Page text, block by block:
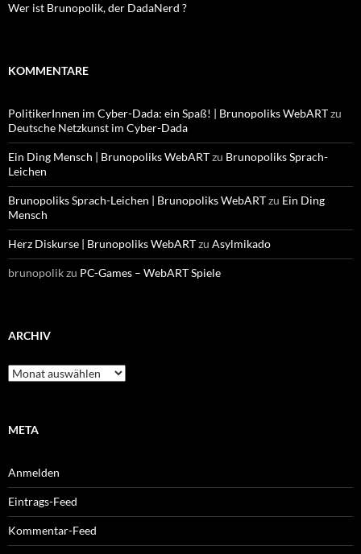
Wer ist Brunopolik, der DadaNerd ?
KOMMENTARE
PolitikerInnen im Cyber-Dada: ein Spaß! | Brunopoliks WebARTzu
Deutsche Netzkunst im Cyber-Dada
Ein Ding Mensch | Brunopoliks WebARTzu Brunopoliks Sprach-
Leichen
Brunopoliks Sprach-Leichen | Brunopoliks WebARTzu Ein Ding
Mensch
Herz Diskurse | Brunopoliks WebARTzu Asylmikado
brunopolikzu PC-Games – WebART Spiele
ARCHIV
Archiv
META
Anmelden
Eintrags-Feed
Kommentar-Feed